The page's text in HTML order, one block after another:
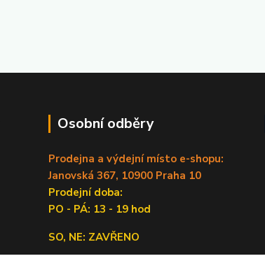
Osobní odběry
Prodejna a výdejní místo e-shopu:
Janovská 367, 10900 Praha 10
Prodejní doba:
PO - PÁ: 13 - 19 hod
SO, NE: ZAVŘENO